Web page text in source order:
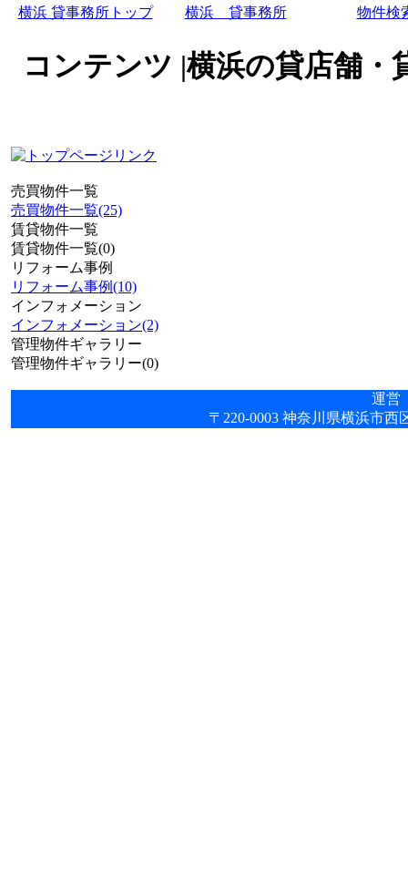
横浜 貸事務所トップ 横浜 貸事務所 物件検
コンテンツ |横浜の貸店舗
売買物件一覧
売買物件一覧(25)
賃貸物件一覧
賃貸物件一覧(0)
リフォーム事例
リフォーム事例(10)
インフォメーション
インフォメーション(2)
管理物件ギャラリー
管理物件ギャラリー(0)
運営
〒220-0003 神奈川県横浜市